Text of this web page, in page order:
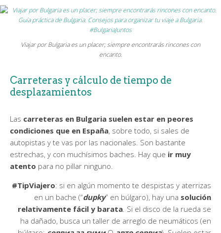
Viajar por Bulgaria es un placer; siempre encontrarás rincones con
encanto.
Carreteras y cálculo de tiempo de
desplazamientos
Las carreteras en Bulgaria suelen estar en peores
condiciones que en España, sobre todo, si sales de
autopistas y te vas por las nacionales. Son bastante
estrechas, y con muchísimos baches. Hay que ir muy
atento para no pillar ninguno.
#TipViajero: si en algún momento te despistas y aterrizas
en un bache (“dupky” en búlgaro), hay una solución
relativamente fácil y barata . Si el disco de la rueda se
ha dañado, busca un taller de arreglo de neumáticos (en